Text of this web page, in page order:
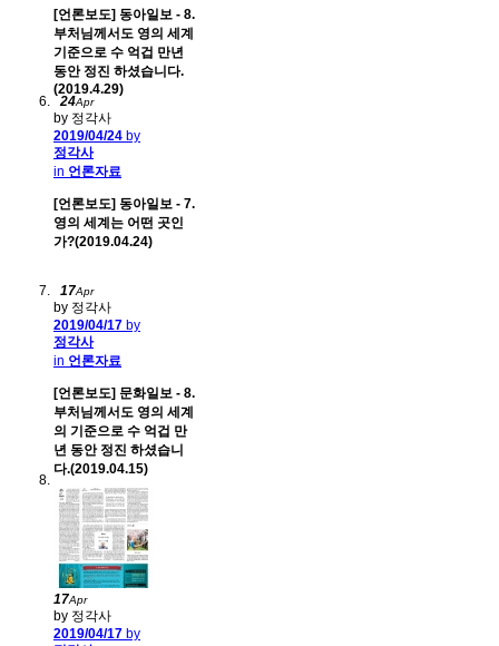
[언론보도] 동아일보 - 8.
부처님께서도 영의 세계
기준으로 수 억겁 만년
동안 정진 하셨습니다.
(2019.4.29)
24Apr
by 정각사
2019/04/24 by
정각사
in 언론자료
[언론보도] 동아일보 - 7.
영의 세계는 어떤 곳인
가?(2019.04.24)
17Apr
by 정각사
2019/04/17 by
정각사
in 언론자료
[언론보도] 문화일보 - 8.
부처님께서도 영의 세계
의 기준으로 수 억겁 만
년 동안 정진 하셨습니
다.(2019.04.15)
17Apr
by 정각사
2019/04/17 by